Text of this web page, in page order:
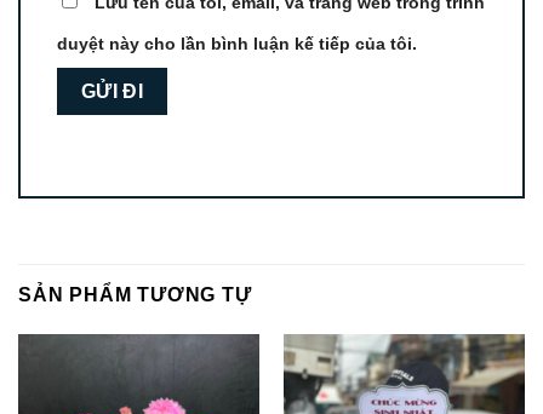
duyệt này cho lần bình luận kế tiếp của tôi.
SẢN PHẨM TƯƠNG TỰ